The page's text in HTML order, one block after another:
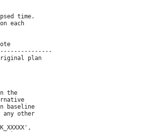
time.
each
plan
the
baseline
any other